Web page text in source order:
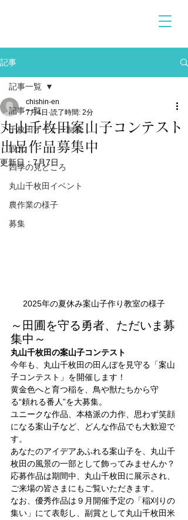
記事
記事一覧
千枚田オーナー制度
観光
四季の見どころ
丸山千枚田イベント
農作業の様子
募集
記事一覧
丸山千枚田案山子コンテスト
出品作品募集中
chishin-en
7月4日 読了時間: 2分
更新日： 7月7日
2025年の夏休み案山子作り教室の様子
～田圃を守る勇者、ただいま募
集中～
丸山千枚田の案山子コンテスト
今年も、丸山千枚田の田んぼを見守る「案山
子コンテスト」を開催します！
黄金色へと育つ稲を、鳥や獣たちから守
る“頼れる番人”を大募集。
ユニークな作品、本格派の力作、思わず笑顔
になる案山子など、どんな作品でも大歓迎で
す。
あなたのアイデアあふれる案山子を、丸山千
枚田の風景の一部として飾ってみませんか？
応募作品は期間中、丸山千枚田に展示され、
ご来場の皆さまにもご覧いただきます。
なお、優秀作品は９月開催予定の「稲刈りの
集い」にて表彰し、副賞として丸山千枚田米